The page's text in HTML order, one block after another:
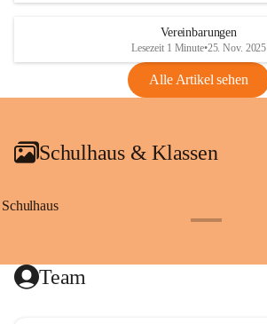
Vereinbarungen
Lesezeit 1 Minute•25. Nov. 2025
Alle Artikel sehen
Schulhaus & Klassen
Schulhaus
Team